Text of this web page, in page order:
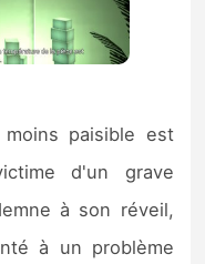
paisible est
d'un grave
à son réveil,
à un problème